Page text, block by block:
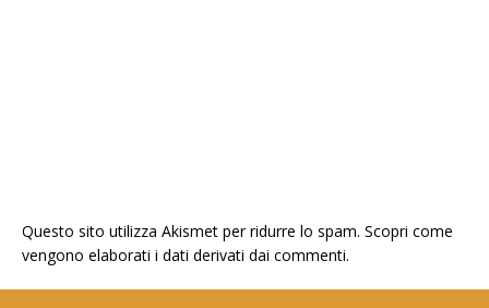
Questo sito utilizza Akismet per ridurre lo spam. Scopri come
vengono elaborati i dati derivati dai commenti.